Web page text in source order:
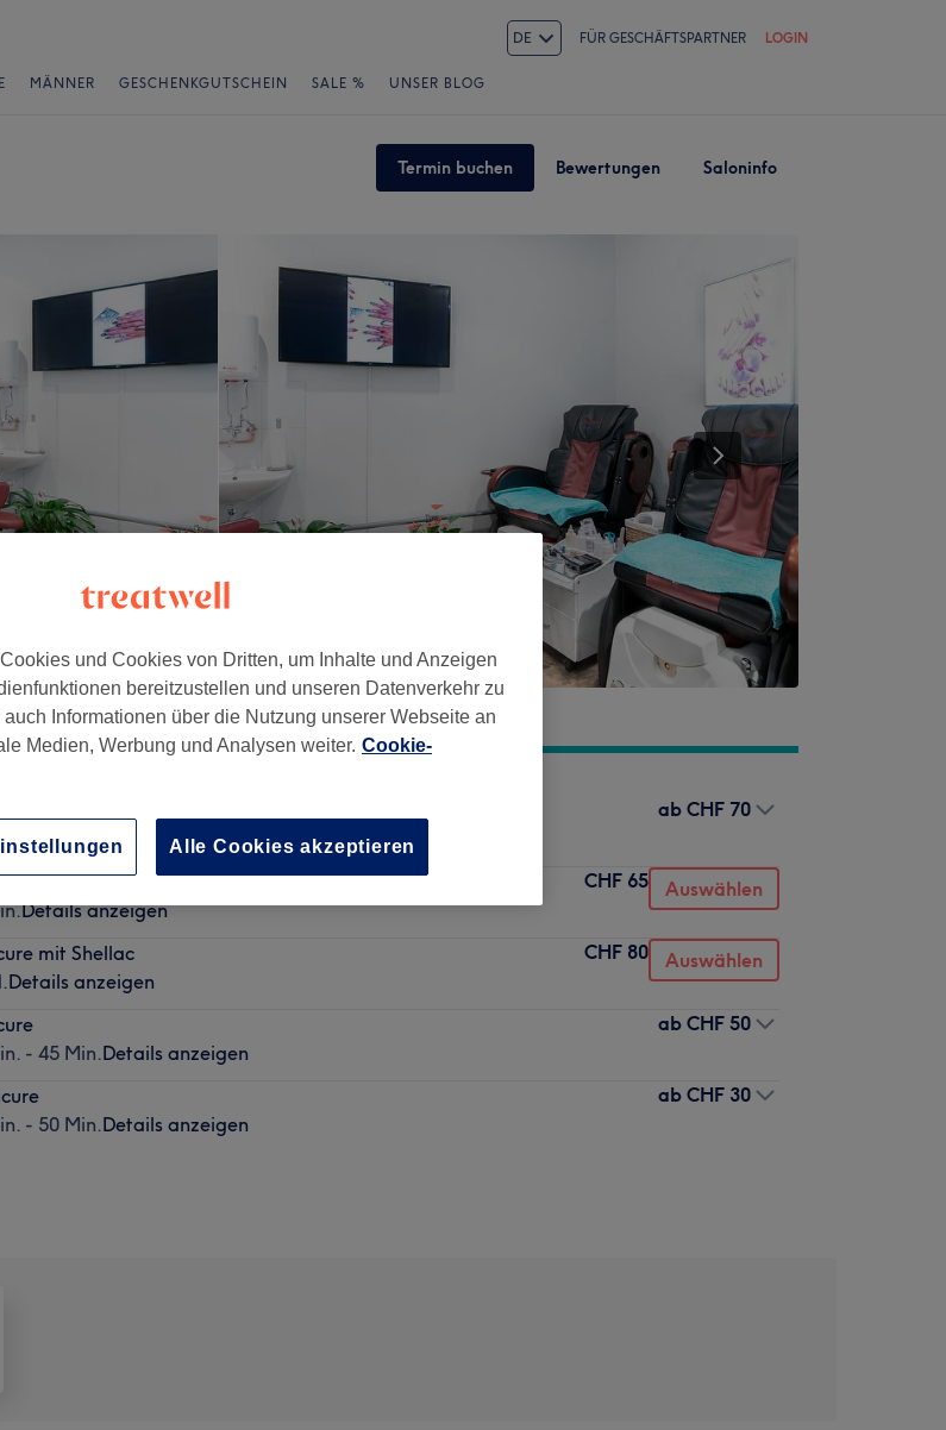
DE FÜR GESCHÄFTSPARTNER LOGIN
MÄNNER GESCHENKGUTSCHEIN SALE % UNSER BLOG
Termin buchen Bewertungen Saloninfo
- 1 Std. 15 Min.
Details anzeigen
ab CHF 70
mit Shellac
Details anzeigen
CHF 65 Auswählen
mit Shellac
Details anzeigen
CHF 80 Auswählen
- 45 Min.Details anzeigen
ab CHF 50
- 50 Min.Details anzeigen
ab CHF 30
und Cookies von Dritten, um Inhalte und Anzeigen
bereitzustellen und unseren Datenverkehr zu
Informationen über die Nutzung unserer Webseite an
Medien, Werbung und Analysen weiter. Cookie-
Alle Cookies akzeptieren